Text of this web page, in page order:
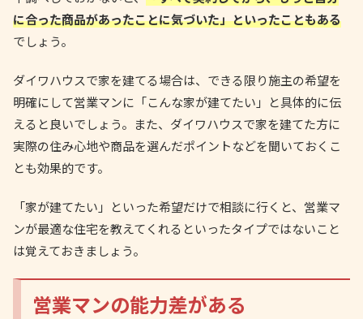
に合った商品があったことに気づいた」といったこともある
でしょう。
ダイワハウスで家を建てる場合は、できる限り施主の希望を
明確にして営業マンに「こんな家が建てたい」と具体的に伝
えると良いでしょう。また、ダイワハウスで家を建てた方に
実際の住み心地や商品を選んだポイントなどを聞いておくこ
とも効果的です。
「家が建てたい」といった希望だけで相談に行くと、営業マ
ンが最適な住宅を教えてくれるといったタイプではないこと
は覚えておきましょう。
営業マンの能力差がある